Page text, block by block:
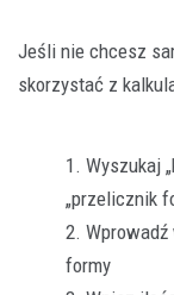
Jeśli nie chcesz
skorzystać z
Wyszukaj
„przelicznik
formy